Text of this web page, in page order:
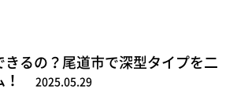
きるの？尾道市で深型タイプを二
2025.05.29